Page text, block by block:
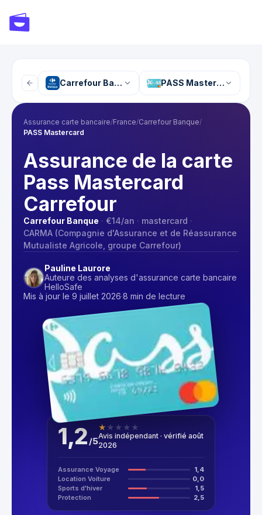
Carrefour Banque PASS Mastercard
Assurance carte bancaire/France/Carrefour Banque/
PASS Mastercard
Assurance de la carte
Pass Mastercard
Carrefour
Carrefour Banque · €14/an · mastercard ·
CARMA (Compagnie d'Assurance et de Réassurance
Mutualiste Agricole, groupe Carrefour)
Pauline Laurore
Auteure des analyses d'assurance carte bancaire
HelloSafe
Mis à jour le 9 juillet 2026·8 min de lecture
1,2 /5
★ ★ ★ ★ ★
Avis indépendant · vérifié août
2026
Assurance Voyage
1,4
Location Voiture
0,0
Sports d'hiver
1,5
Protection
2,5